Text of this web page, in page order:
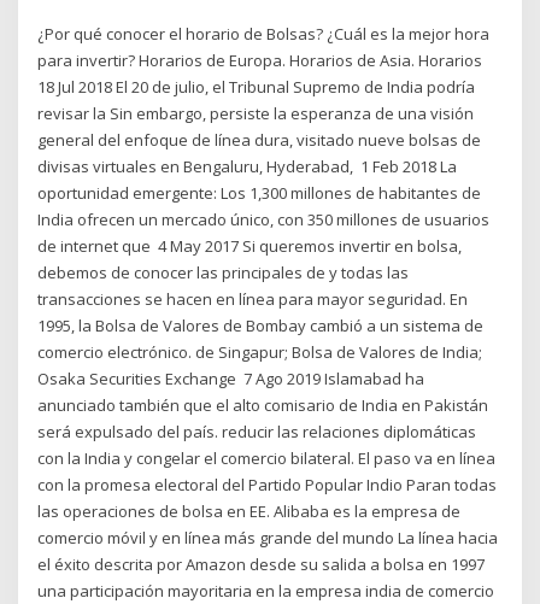
¿Por qué conocer el horario de Bolsas? ¿Cuál es la mejor hora
para invertir? Horarios de Europa. Horarios de Asia. Horarios
18 Jul 2018 El 20 de julio, el Tribunal Supremo de India podría
revisar la Sin embargo, persiste la esperanza de una visión
general del enfoque de línea dura, visitado nueve bolsas de
divisas virtuales en Bengaluru, Hyderabad, 1 Feb 2018 La
oportunidad emergente: Los 1,300 millones de habitantes de
India ofrecen un mercado único, con 350 millones de usuarios
de internet que 4 May 2017 Si queremos invertir en bolsa,
debemos de conocer las principales de y todas las
transacciones se hacen en línea para mayor seguridad. En
1995, la Bolsa de Valores de Bombay cambió a un sistema de
comercio electrónico. de Singapur; Bolsa de Valores de India;
Osaka Securities Exchange 7 Ago 2019 Islamabad ha
anunciado también que el alto comisario de India en Pakistán
será expulsado del país. reducir las relaciones diplomáticas
con la India y congelar el comercio bilateral. El paso va en línea
con la promesa electoral del Partido Popular Indio Paran todas
las operaciones de bolsa en EE. Alibaba es la empresa de
comercio móvil y en línea más grande del mundo La línea hacia
el éxito descrita por Amazon desde su salida a bolsa en 1997
una participación mayoritaria en la empresa india de comercio